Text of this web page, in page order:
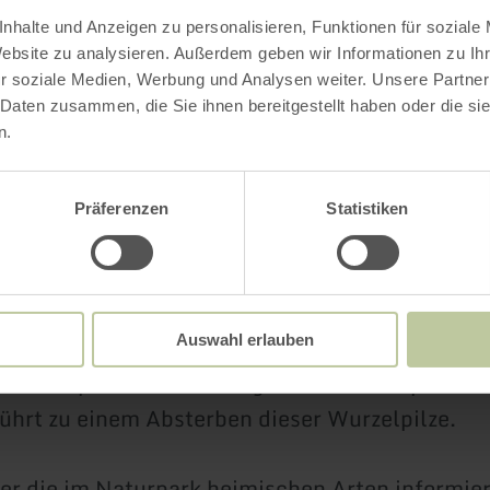
und Anzeigen zu personalisieren, Funktionen für soziale
zu analysieren. Außerdem geben wir Informationen zu
soziale Medien, Werbung und Analysen weiter. Unsere
zusammen, die Sie ihnen bereitgestellt haben oder die
Präferenzen Statistiken
Auswahl erlauben
hircinum). Sie blüht von Mai bis Juni auf
und trockenen Wiesen, generell mag
Pflanzen dürfen weder zertreten noch
Umpflanzen sind ebenfalls verboten und
Orchideen sind mit ihrem Standort tief
mit den sogenannten Mykorrhiza-
die Samen der Orchideen nicht keimen
nur an dem Standort wachsen, an dem der
lebt. Ein Ausgraben und
zu einem Absterben dieser Wurzelpilze.